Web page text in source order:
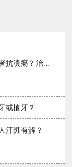
保給付困境一次看
或植牙？
汗斑有解？